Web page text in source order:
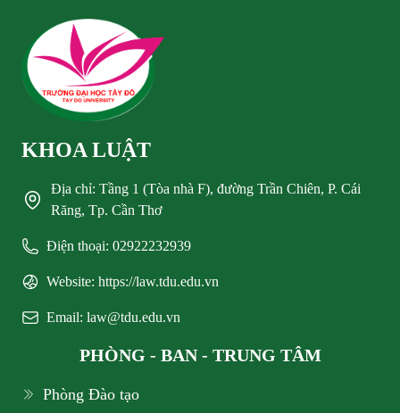
KHOA LUẬT
Địa chỉ: Tầng 1 (Tòa nhà F), đường Trần Chiên, P. Cái
Răng, Tp. Cần Thơ
Điện thoại: 02922232939
Website: https://law.tdu.edu.vn
Email: law@tdu.edu.vn
PHÒNG - BAN - TRUNG TÂM
Phòng Đào tạo